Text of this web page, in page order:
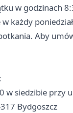
w godzinach
każdy
Aby
siedzibie przy
Bydgoszcz